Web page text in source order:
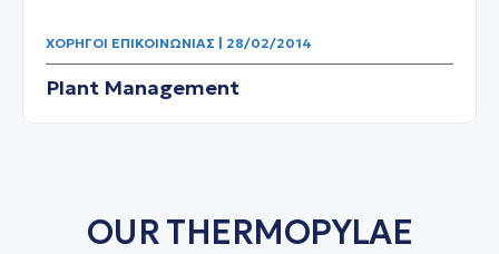
ΧΟΡΗΓΟΊ ΕΠΙΚΟΙΝΩΝΊΑΣ | 28/02/2014
Plant Management
OUR THERMOPYLAE